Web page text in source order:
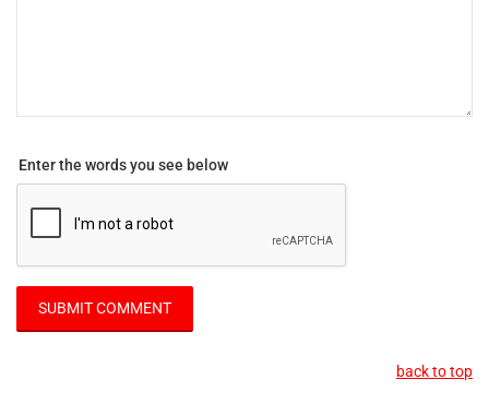
Enter the words you see below
back to top